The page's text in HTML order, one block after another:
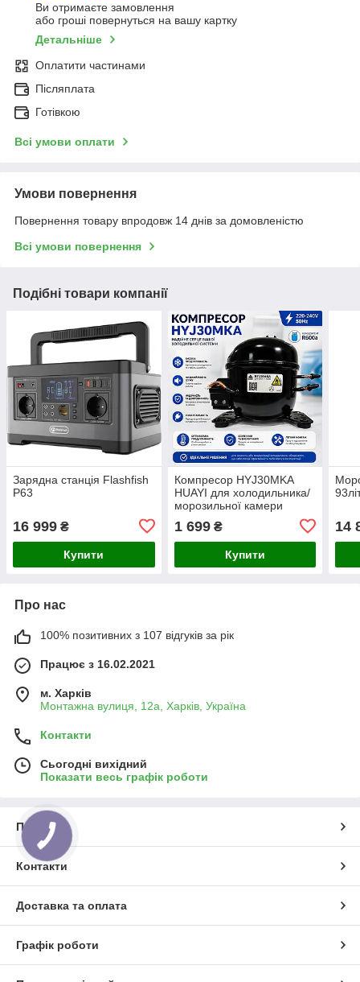
Ви отримаєте замовлення
або гроші повернуться на вашу картку
Детальніше
Оплатити частинами
Післяплата
Готівкою
Всі умови оплати
Умови повернення
Повернення товару впродовж 14 днів за домовленістю
Всі умови повернення
Подібні товари компанії
Зарядна станція Flashfish
P63
16 999 ₴
Купити
Компресор HYJ30MKA
HUAYI для холодильника/
морозильної камери
1 699₴
Купити
14
Про нас
100% позитивних з 107 відгуків за рік
Працює з 16.02.2021
м. Харків
Монтажна вулиця, 12а, Харків, Україна
Контакти
Сьогодні вихідний
Показати весь графік роботи
Про нас
Контакти
Доставка та оплата
Графік роботи